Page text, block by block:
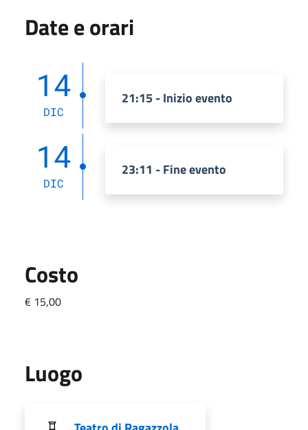
Date e orari
14
DIC
21:15 - Inizio evento
14
DIC
23:11 - Fine evento
Costo
€ 15,00
Luogo